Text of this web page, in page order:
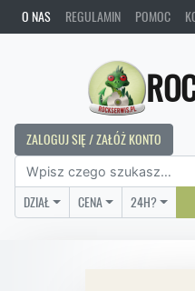
O NAS REGULAMIN POMOC
ZALOGUJ SIĘ / ZAŁÓŻ KONTO
DZIAŁ CENA 24H?